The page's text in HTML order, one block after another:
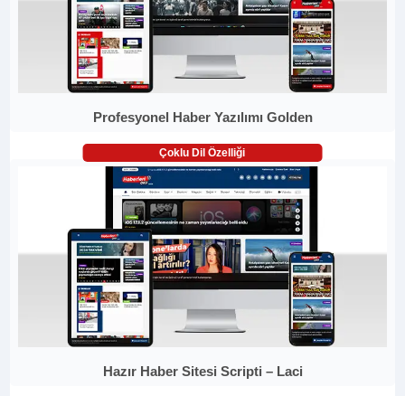
Profesyonel Haber Yazılımı Golden
Çoklu Dil Özelliği
Hazır Haber Sitesi Scripti – Laci